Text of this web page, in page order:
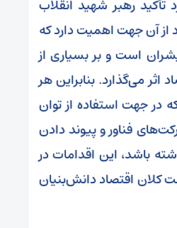
رهبر شهید انقلاب
آن جهت اهمیت دارد که
است و بر بسیاری از
می‌گذارد. بنابراین هر
در جهت استفاده از توان
فناور و پیوند دادن
باشد، این اقدامات در
کلان اقتصاد دانش‌بنیان